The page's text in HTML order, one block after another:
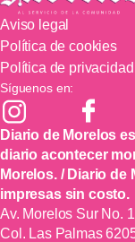
Aviso legal
Política de cookies
Política de privacidad
Síguenos en:
Diario de Morelos
diario acontecer
Morelos. / Diario
impresas sin costo.
Av. Morelos Sur No.
Col. Las Palmas